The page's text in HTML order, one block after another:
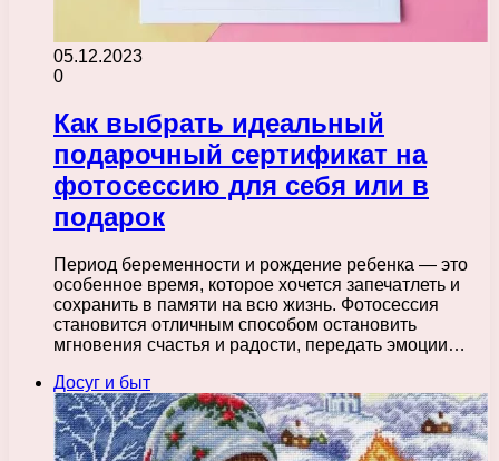
05.12.2023
0
Как выбрать идеальный
подарочный сертификат на
фотосессию для себя или в
подарок
Период беременности и рождение ребенка — это
особенное время, которое хочется запечатлеть и
сохранить в памяти на всю жизнь. Фотосессия
становится отличным способом остановить
мгновения счастья и радости, передать эмоции…
Досуг и быт